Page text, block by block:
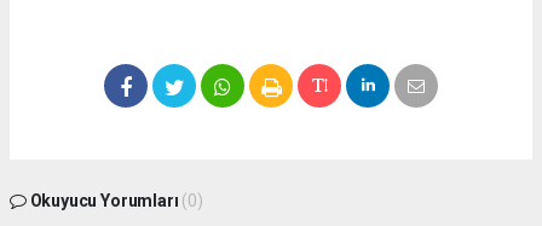
Okuyucu Yorumları (0)